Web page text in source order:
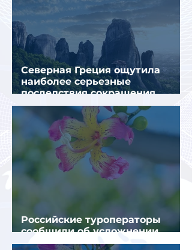
Северная Греция ощутила
наиболее серьезные
последствия сокращения
турпотока из России
Российские туроператоры
сообщили об усложнении
получения виз в Грецию